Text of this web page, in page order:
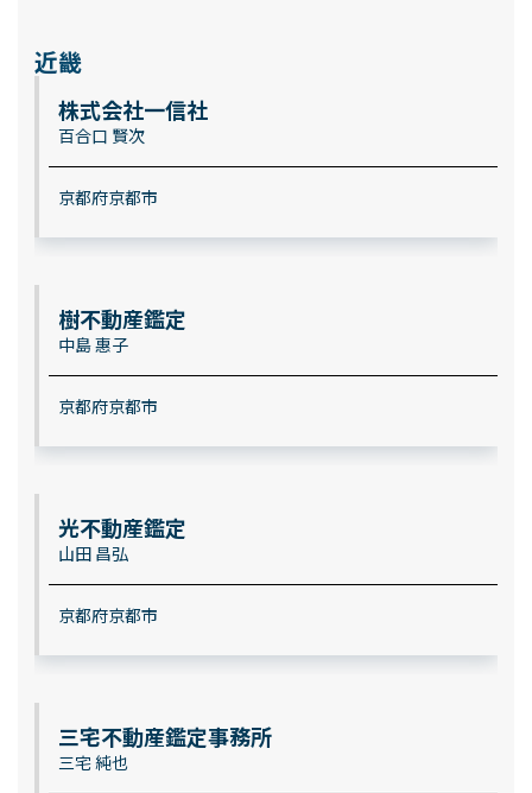
近畿
株式会社一信社
百合口 賢次
京都府京都市
樹不動産鑑定
中島 惠子
京都府京都市
光不動産鑑定
山田 昌弘
京都府京都市
三宅不動産鑑定事務所
三宅 純也